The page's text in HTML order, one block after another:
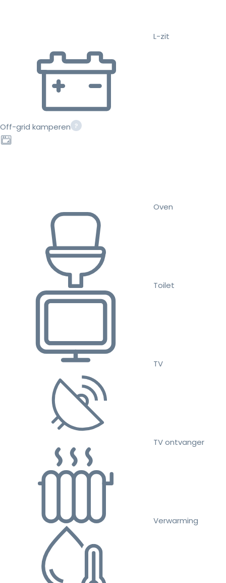
L-zit
Off-grid kamperen
Oven
Toilet
TV
TV ontvanger
Verwarming